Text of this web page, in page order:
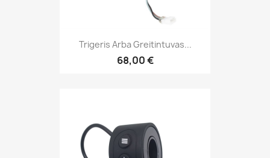
Trigeris Arba Greitintuvas...
68,00 €